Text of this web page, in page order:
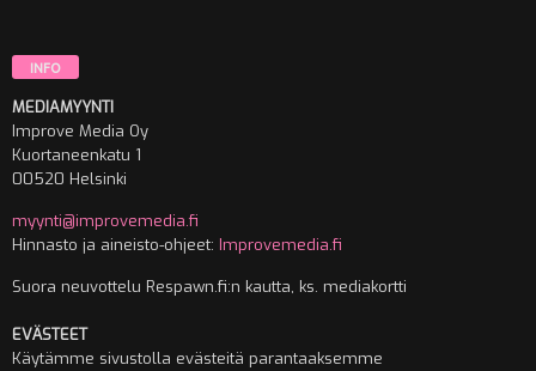
INFO
MEDIAMYYNTI
Improve Media Oy
Kuortaneenkatu 1
00520 Helsinki
myynti@improvemedia.fi
Hinnasto ja aineisto-ohjeet: Improvemedia.fi
Suora neuvottelu Respawn.fi:n kautta, ks. mediakortti
EVÄSTEET
Käytämme sivustolla evästeitä parantaaksemme